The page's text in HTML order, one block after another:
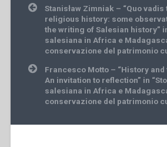
Post
navigation
Stanisław Zimniak – “Quo
religious history: some
the writing of Salesian history”
salesiana in Africa e
conservazione del patrimonio
Francesco Motto – “History
An invitation to reflection” in
salesiana in Africa e
conservazione del patrimonio